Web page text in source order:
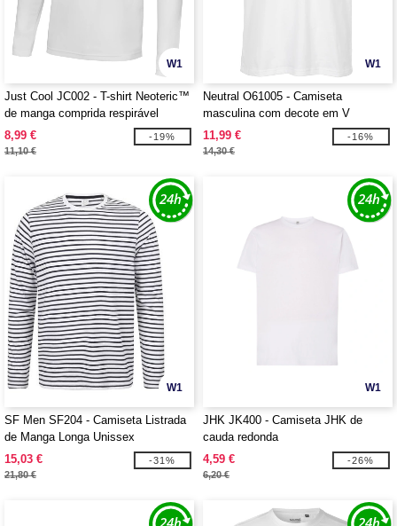
W1
Just Cool JC002 - T-shirt Neoteric™
de manga comprida respirável
8,99 €
11,10 €
-19%
W1
Neutral O61005 - Camiseta
masculina com decote em V
11,99 €
14,30 €
-16%
W1
SF Men SF204 - Camiseta Listrada
de Manga Longa Unissex
15,03 €
21,80 €
-31%
W1
JHK JK400 - Camiseta JHK de
cauda redonda
4,59 €
6,20 €
-26%